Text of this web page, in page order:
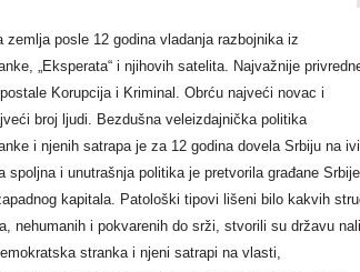
zemlja posle 12 godina vladanja razbojnika iz
„Eksperata“ i njihovih satelita. Najvažnije
Korupcija i Kriminal. Obrću najveći novac i
broj ljudi. Bezdušna veleizdajnička politika
i njenih satrapa je za 12 godina dovela Srbiju na
spoljna i unutrašnja politika je pretvorila građane
kapitala. Patološki tipovi lišeni bilo kakvih
nehumanih i pokvarenih do srži, stvorili su državu
stranka i njeni satrapi na vlasti,